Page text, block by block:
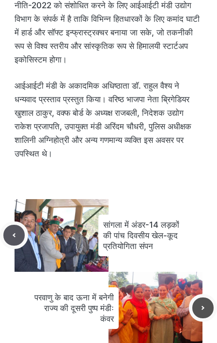
नीति-2022 को संशोधित करने के लिए आईआईटी मंडी उद्योग
विभाग के संपर्क में है ताकि विभिन्न हितधारकों के लिए कमांद घाटी
में हार्ड और सॉफ्ट इन्फ्रास्ट्रक्चर बनाया जा सके, जो तकनीकी
रूप से विश्व स्तरीय और सांस्कृतिक रूप से हिमालयी स्टार्टअप
इकोसिस्टम होगा।
आईआईटी मंडी के अकादमिक अधिष्ठाता डॉ. राहुल वैश्य ने
धन्यवाद प्रस्ताव प्रस्तुत किया। वरिष्ठ भाजपा नेता ब्रिगेडियर
खुशाल ठाकुर, वक्फ बोर्ड के अध्यक्ष राजबली, निदेशक उद्योग
राकेश प्रजापति, उपायुक्त मंडी अरिंदम चौधरी, पुलिस अधीक्षक
शालिनी अग्निहोत्री और अन्य गणमान्य व्यक्ति इस अवसर पर
उपस्थित थे।
सांगला में अंडर-14 लड़कों
की पांच दिवसीय खेल-कूद
प्रतियोगिता संपन
परवाणु के बाद ऊना में बनेगी
राज्य की दूसरी पुष्प मंडीः
कंवर